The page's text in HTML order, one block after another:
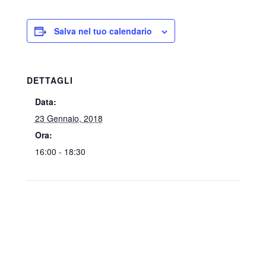
Salva nel tuo calendario
DETTAGLI
Data:
23 Gennaio, 2018
Ora:
16:00 - 18:30